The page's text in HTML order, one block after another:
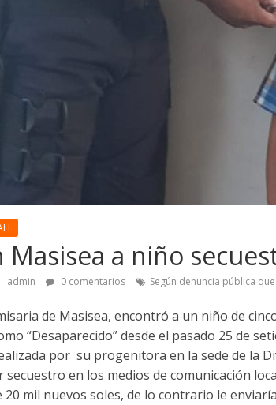
Masisea a niño
admin 0 comentarios Según denuncia pública
de Masisea, encontró a un niño de
“Desaparecido” desde el pasado 25 de
por su progenitora en la sede de la
secuestro en los medios de comunicación
20 mil nuevos soles, de lo contrario le